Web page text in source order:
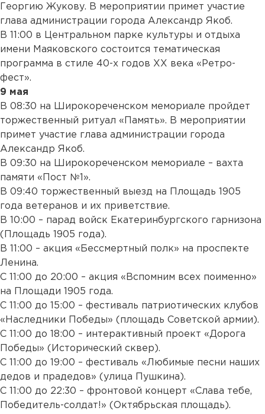
Георгию Жукову. В мероприятии примет участие
глава администрации города Александр Якоб.
В 11:00 в Центральном парке культуры и отдыха
имени Маяковского состоится тематическая
программа в стиле 40-х годов XX века «Ретро-
фест».
9 мая
В 08:30 на Широкореченском мемориале пройдет
торжественный ритуал «Память». В мероприятии
примет участие глава администрации города
Александр Якоб.
В 09:30 на Широкореченском мемориале – вахта
памяти «Пост №1».
В 09:40 торжественный выезд на Площадь 1905
года ветеранов и их приветствие.
В 10:00 – парад войск Екатеринбургского гарнизона
(Площадь 1905 года).
В 11:00 – акция «Бессмертный полк» на проспекте
Ленина.
С 11:00 до 20:00 – акция «Вспомним всех поименно»
на Площади 1905 года.
С 11:00 до 15:00 – фестиваль патриотических клубов
«Наследники Победы» (площадь Советской армии).
С 11:00 до 18:00 – интерактивный проект «Дорога
Победы» (Исторический сквер).
С 11:00 до 19:00 – фестиваль «Любимые песни наших
дедов и прадедов» (улица Пушкина).
С 11:00 до 22:30 – фронтовой концерт «Слава тебе,
Победитель-солдат!» (Октябрьская площадь).